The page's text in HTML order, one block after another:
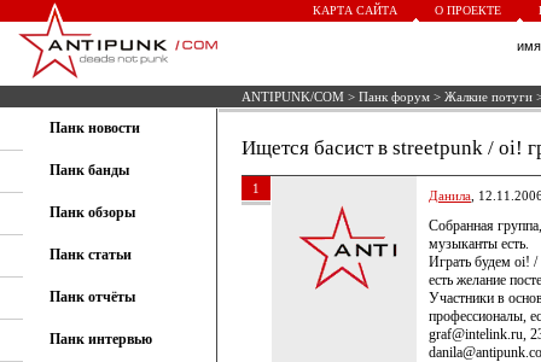
КАРТА САЙТА О ПРОЕКТЕ
ANTIPUNK/COM > Панк форум > Жалкие потуги
Панк новости
Панк банды
Панк обзоры
Панк статьи
Панк отчёты
Панк интервью
Ищется басист в streetpunk / oi!
1 Данила ,
Собранная
музыканты есть.
Играть будем oi!
есть желание
Участники в
профессионалы,
graf@intelink.ru,